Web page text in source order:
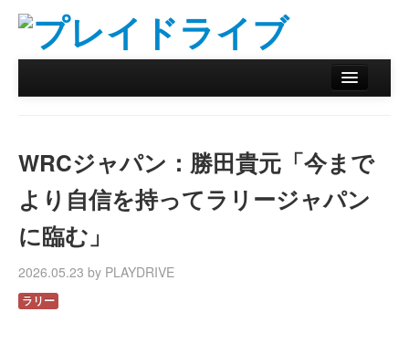
リザルトデータベース
バックナンバー
オンラインストア
WRCジャパン：勝田貴元「今まで
より自信を持ってラリージャパン
に臨む」
2026.05.23 by PLAYDRIVE
ラリー